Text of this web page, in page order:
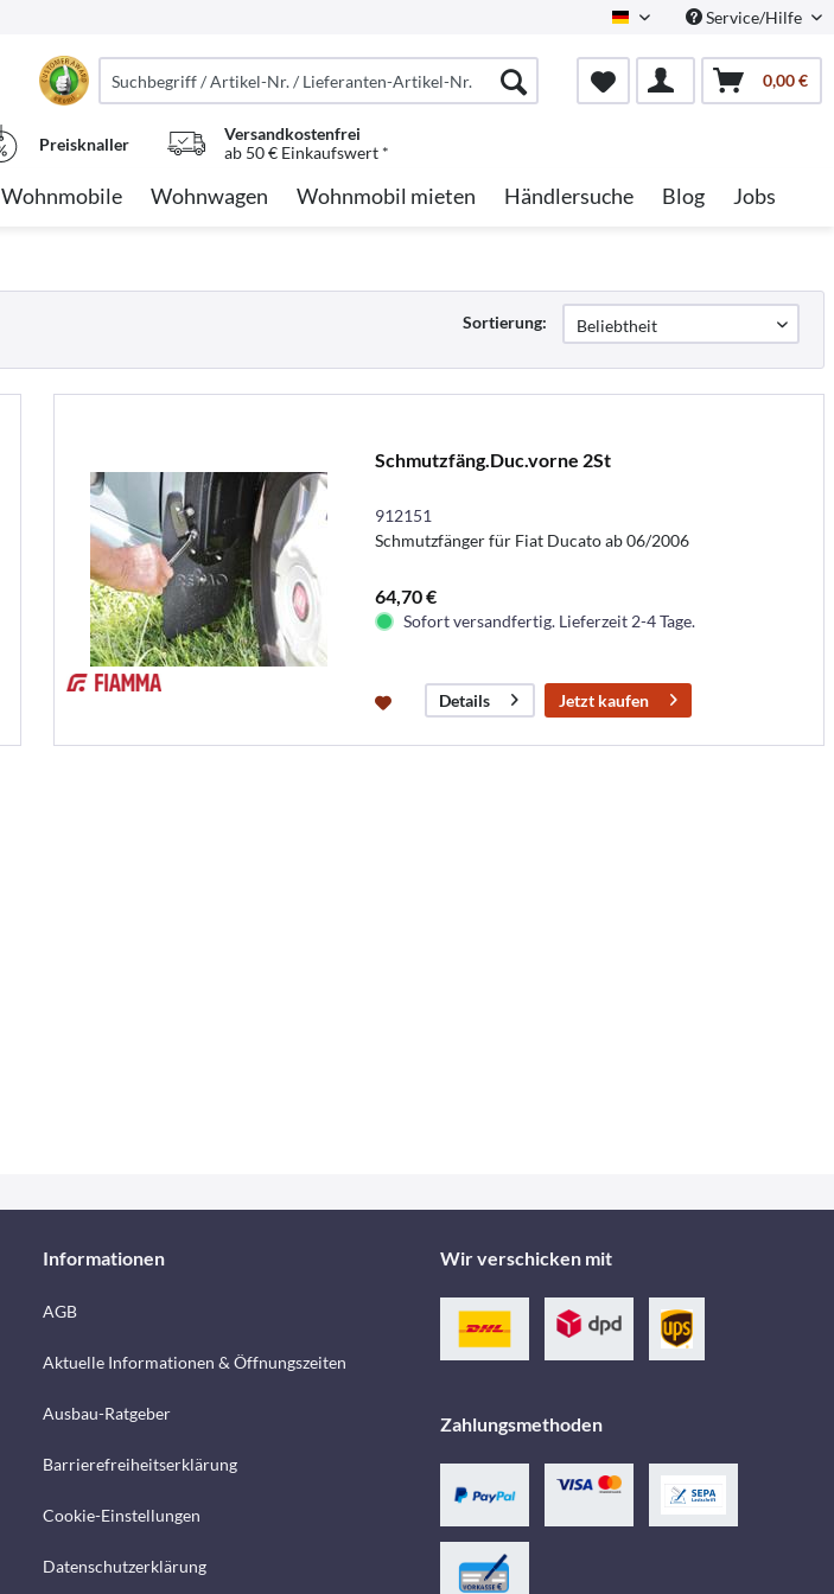
German Service/Hilfe
0,00 €
Preisknaller
Versandkostenfrei
ab 50 € Einkaufswert *
Wohnmobile Wohnwagen Wohnmobil mieten Händlersuche Blog Jobs
Sortierung:
Schmutzfäng.Duc.vorne 2St
912151
Schmutzfänger für Fiat Ducato ab 06/2006
64,70 €
Sofort versandfertig. Lieferzeit 2-4 Tage.
Details Jetzt kaufen
Informationen
AGB
Aktuelle Informationen & Öffnungszeiten
Ausbau-Ratgeber
Barrierefreiheitserklärung
Cookie-Einstellungen
Datenschutzerklärung
Wir verschicken mit
Zahlungsmethoden